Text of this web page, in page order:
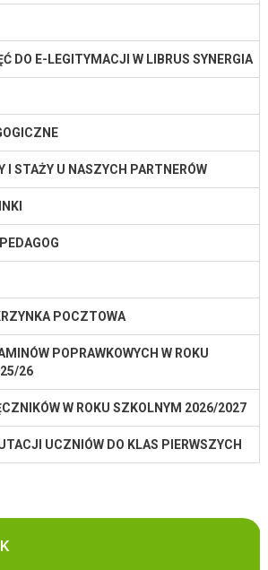
DO E-LEGITYMACJI W LIBRUS SYNERGIA
I STAŻY U NASZYCH PARTNERÓW
POCZTOWA
POPRAWKOWYCH W ROKU
26
W ROKU SZKOLNYM 2026/2027
UCZNIÓW DO KLAS PIERWSZYCH